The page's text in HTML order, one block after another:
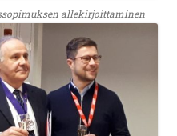
allekirjoittaminen